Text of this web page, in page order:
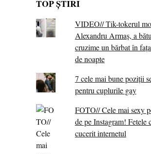
TOP ȘTIRI
VIDEO// Tik-tokerul
Alexandru Armaș, a
cruzime un bărbat în
de noapte
7 cele mai bune poziții
pentru cuplurile gay
FOTO// Cele mai sexy
de pe Instagram! Fetele
cucerit internetul